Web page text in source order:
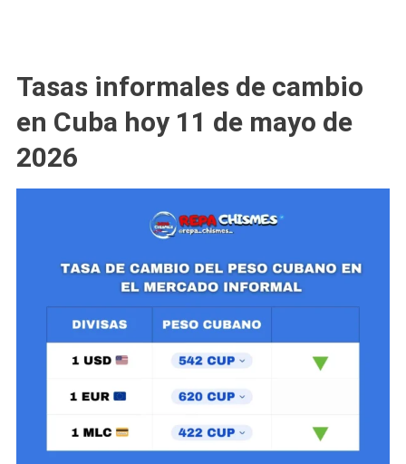
Tasas informales de cambio
en Cuba hoy 11 de mayo de
2026